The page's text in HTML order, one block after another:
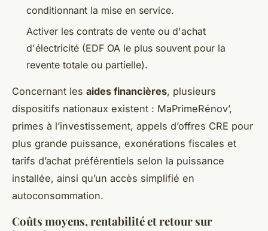
conditionnant la mise en service.
Activer les contrats de vente ou d'achat
d'électricité (EDF OA le plus souvent pour la
revente totale ou partielle).
Concernant les aides financières, plusieurs
dispositifs nationaux existent : MaPrimeRénov’,
primes à l’investissement, appels d’offres CRE pour
plus grande puissance, exonérations fiscales et
tarifs d’achat préférentiels selon la puissance
installée, ainsi qu’un accès simplifié en
autoconsommation.
Coûts moyens, rentabilité et retour sur